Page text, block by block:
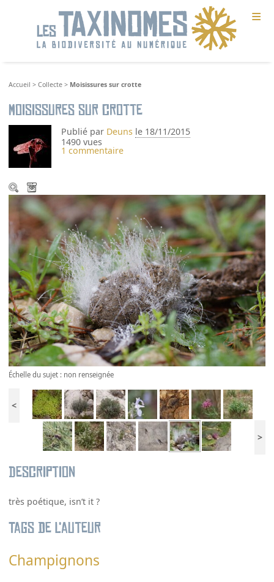
≡
Accueil >Collecte > Moisissures sur crotte
Moisissures sur crotte
Publié par Deuns le 18/11/2015
1490 vues
1 commentaire
Échelle du sujet : non renseignée
<
>
Description
très poétique, isn’t it ?
Tags de l’auteur
Champignons